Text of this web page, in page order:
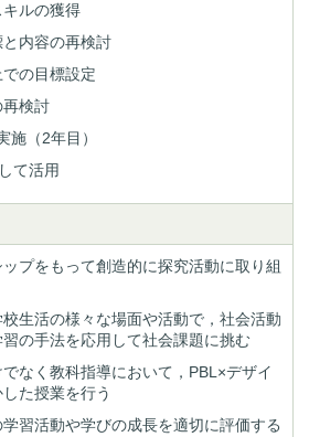
ルの獲得
内容の再検討
での目標設定
再検討
施（2年目）
て活用
プをもって創造的に探究活動に取り組
生活の様々な場面や活動で，社会活動
の手法を応用して社会課題に挑む
なく教科指導において，PBL×デザイ
た授業を行う
習活動や学びの成長を適切に評価する